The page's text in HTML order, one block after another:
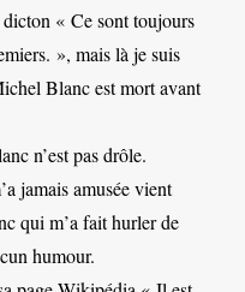
« Ce sont toujours
», mais là je suis
Blanc est mort avant
n’est pas drôle.
jamais amusée vient
qui m’a fait hurler de
humour.